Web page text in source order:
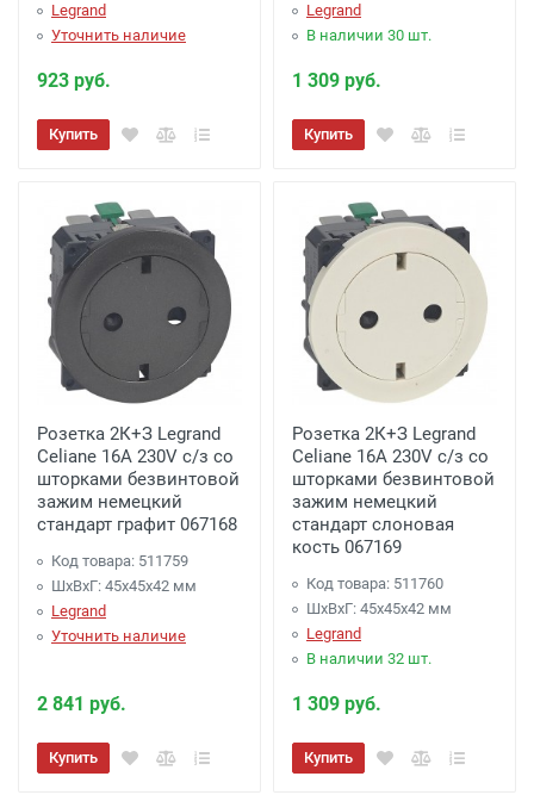
Legrand
Уточнить наличие
923 руб.
Купить
Legrand
В наличии 30 шт.
1 309 руб.
Купить
Розетка 2К+З Legrand
Celiane 16A 230V с/з со
шторками безвинтовой
зажим немецкий
стандарт графит 067168
Код товара: 511759
ШхВхГ: 45x45x42 мм
Legrand
Уточнить наличие
2 841 руб.
Купить
Розетка 2К+З Legrand
Celiane 16A 230V с/з со
шторками безвинтовой
зажим немецкий
стандарт слоновая
кость 067169
Код товара: 511760
ШхВхГ: 45x45x42 мм
Legrand
В наличии 32 шт.
1 309 руб.
Купить